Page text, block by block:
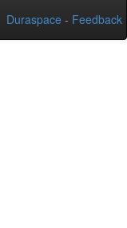
Duraspace - Feedback